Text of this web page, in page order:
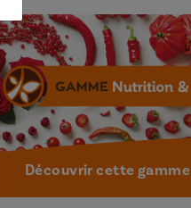
Découvrir cette gamme